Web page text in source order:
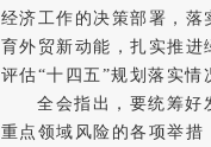
经济工作的决策部署，
育外贸新动能，扎实推
评估“十四五”规划落实
全会指出，要统筹好
重点领域风险的各项举